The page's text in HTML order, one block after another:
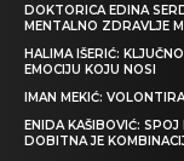
DOKTORICA EDINA
MENTALNO ZDRAVLJE
HALIMA IŠERIĆ:
EMOCIJU KOJU NOSI
IMAN MEKIĆ:
ENIDA KAŠIBOVIĆ:
DOBITNA JE